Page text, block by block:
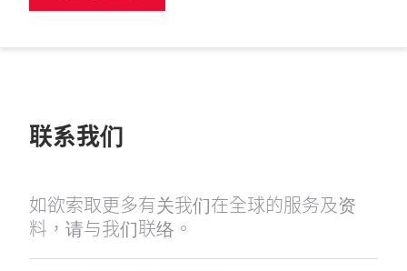
联系我们
如欲索取更多有关我们在全球的服务及资
料，请与我们联络。